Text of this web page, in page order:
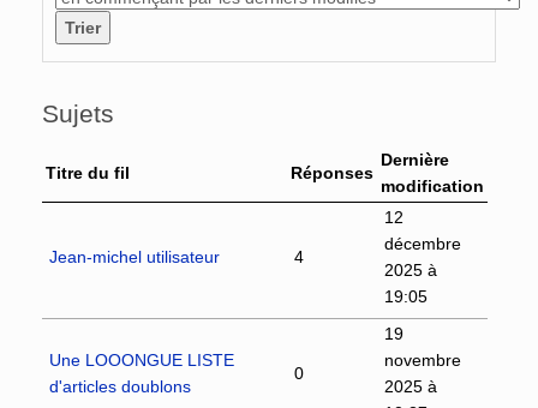
Sujets
Titre du fil Réponses
Dernière
modification
Jean-michel utilisateur 4
12
décembre
2025 à
19:05
Une LOOONGUE LISTE
d'articles doublons
0
19
novembre
2025 à